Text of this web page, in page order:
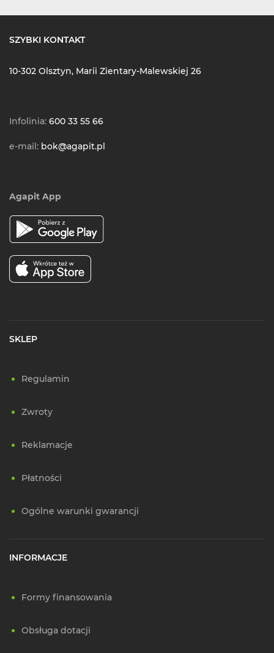
SZYBKI KONTAKT
10-302 Olsztyn, Marii Zientary-Malewskiej 26
Infolinia: 600 33 55 66
e-mail: bok@agapit.pl
Agapit App
SKLEP
Regulamin
Zwroty
Reklamacje
Płatności
Ogólne warunki gwarancji
INFORMACJE
Formy finansowania
Obsługa dotacji